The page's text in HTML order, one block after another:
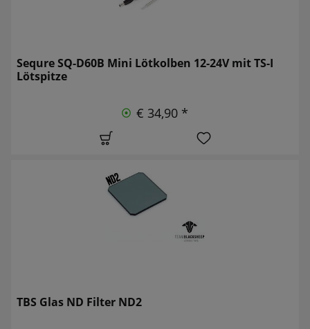
Sequre SQ-D60B Mini Lötkolben 12-24V mit TS-I
Lötspitze
€ 34,90 *
TBS Glas ND Filter ND2